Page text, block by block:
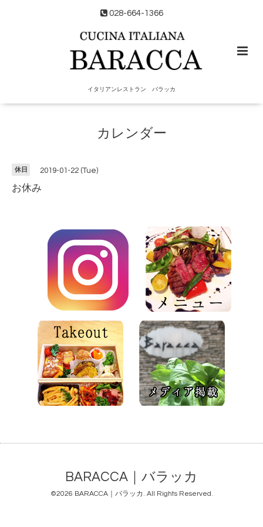
028-664-1366
イタリアンレストラン バラッカ
カレンダー
休日 2019-01-22 (Tue)
お休み
BARACCA｜バラッカ
©2026 BARACCA｜バラッカ . All Rights Reserved.